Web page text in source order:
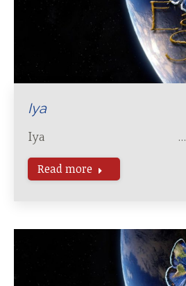
Iya
Iya …
Read more